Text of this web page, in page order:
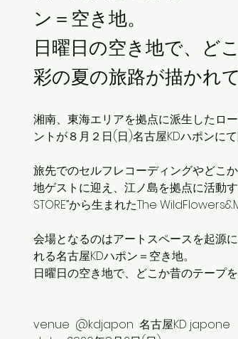
ン＝空き地。
日曜日の空き地で、ど
彩の夏の旅路が描かれて
湘南、東海エリアを拠点に派生したロ
ントが８月２日(日)名古屋KDハポンにて
旅先でのセルフレコーディングやどこ
地ゲストに迎え、江ノ島を拠点に活動す
STORE”から生まれたThe
会場となるのはアートスペースを起源
れる名古屋KDハポン＝空き地。
日曜日の空き地で、どこか昔のテープ
venue  @kdjapon  名古屋KD japone